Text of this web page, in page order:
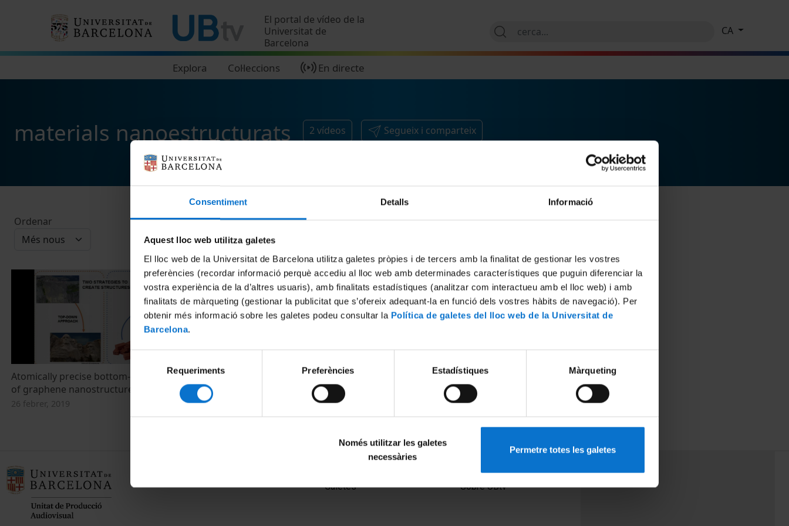
Consentiment Detalls Informació
Aquest lloc web utilitza galetes
El lloc web de la Universitat de Barcelona utilitza galetes pròpies i de tercers amb la finalitat de gestionar les vostres
preferències (recordar informació perquè accediu al lloc web amb determinades característiques que puguin diferenciar la
vostra experiència de la d’altres usuaris), amb finalitats estadístiques (analitzar com interactueu amb el lloc web) i amb
finalitats de màrqueting (gestionar la publicitat que s’ofereix adequant-la en funció dels vostres hàbits de navegació). Per
obtenir més informació sobre les galetes podeu consultar la Política de galetes del lloc web de la Universitat de
Barcelona.
consentiment
Requeriments Preferències Estadístiques Màrqueting
Només utilitzar les galetes
necessàries
Permetre totes les galetes
El portal de vídeo de la
Universitat de
Barcelona
Explora Col·leccions En directe
CA
materials nanoestructurats 2 vídeos Segueix i comparteix
Ordenar
Atomically precise bottom-up fabrication
of graphene nanostructures
26 febrer, 2019
Los nanomateriales de la 3a revolución
industrial
18 juny, 2013
Galetes
Sobre UBtv